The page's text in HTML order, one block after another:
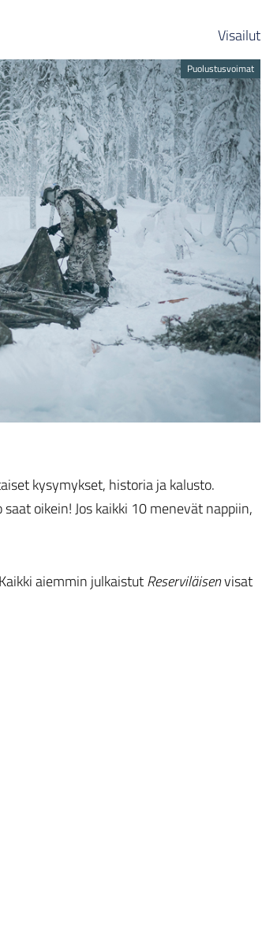
Visailut
Puolustusvoimat
kysymykset, historia ja kalusto.
oikein! Jos kaikki 10 menevät nappiin,
aiemmin julkaistutReserviläisenvisat